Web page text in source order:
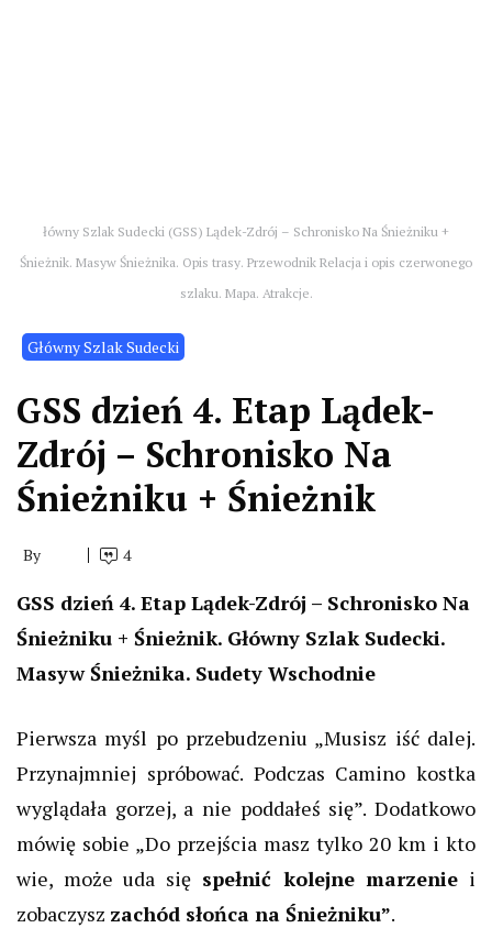
łówny Szlak Sudecki (GSS) Lądek-Zdrój – Schronisko Na Śnieżniku +
Śnieżnik. Masyw Śnieżnika. Opis trasy. Przewodnik Relacja i opis czerwonego
szlaku. Mapa. Atrakcje.
Główny Szlak Sudecki
GSS dzień 4. Etap Lądek-
Zdrój – Schronisko Na
Śnieżniku + Śnieżnik
By 4
GSS dzień 4. Etap Lądek-Zdrój – Schronisko Na
Śnieżniku + Śnieżnik. Główny Szlak Sudecki.
Masyw Śnieżnika. Sudety Wschodnie
Pierwsza myśl po przebudzeniu „Musisz iść dalej.
Przynajmniej spróbować. Podczas Camino kostka
wyglądała gorzej, a nie poddałeś się”. Dodatkowo
mówię sobie „Do przejścia masz tylko 20 km i kto
wie, może uda się spełnić kolejne marzenie i
zobaczysz zachód słońca na Śnieżniku”.